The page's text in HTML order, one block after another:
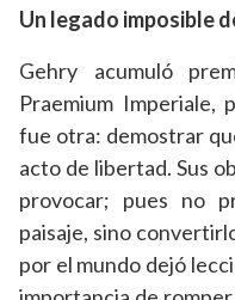
Un legado imposible
Gehry acumuló
Praemium Imperiale,
fue otra: demostrar
acto de libertad. Sus
provocar; pues no
paisaje, sino
por el mundo dejó